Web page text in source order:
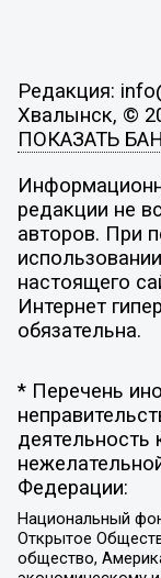
Редакция:
Хвалынск, ©
ПОКАЗАТЬ
редакции не
авторов. При
настоящего
Интернет
обязательна.
* Перечень
деятельность
Федерации:
Национальный
Открытое
общество,